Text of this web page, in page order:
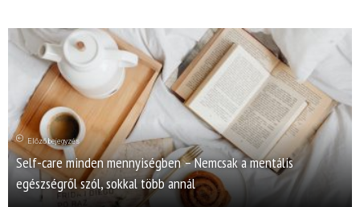
Előző bejegyzés
Self-care minden mennyiségben – Nemcsak a mentális
egészségről szól, sokkal több annál